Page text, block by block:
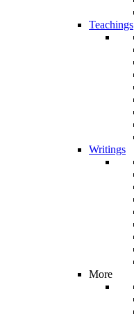
Teachings
Writings
More